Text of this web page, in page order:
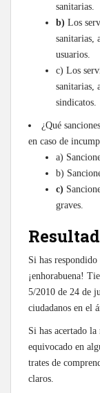
sanitarias.
b) Los
sanitarias,
usuarios.
c) Los
sanitarias,
sindicatos.
¿Qué
en caso de
a)
b)
c)
graves.
Si has respondido
¡enhorabuena!
5/2010 de 24 de
ciudadanos en el
Si has acertado
equivocado en
trates de
claros.